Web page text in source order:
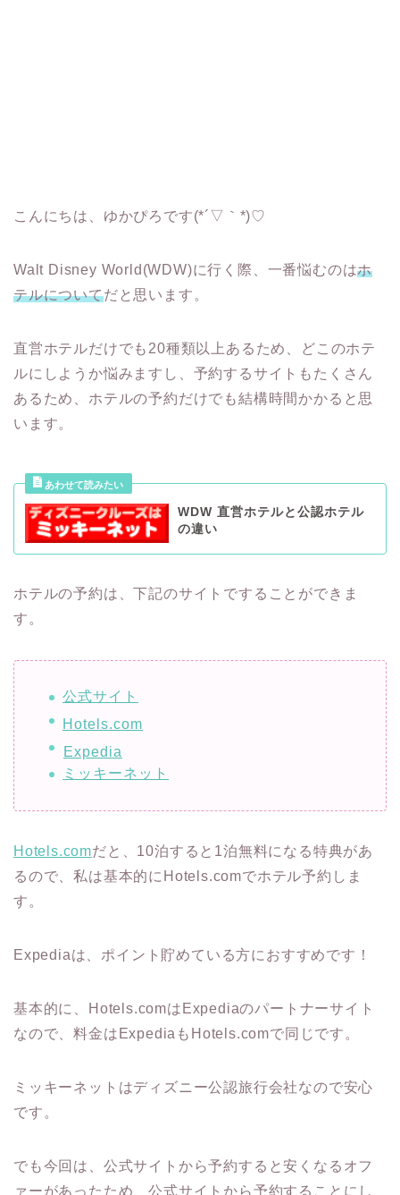
こんにちは、ゆかぴろです(*´▽｀*)♡
Walt Disney World(WDW)に行く際、一番悩むのはホ
テルについてだと思います。
直営ホテルだけでも20種類以上あるため、どこのホテ
ルにしようか悩みますし、予約するサイトもたくさん
あるため、ホテルの予約だけでも結構時間かかると思
います。
WDW 直営ホテルと公認ホテル
の違い
ホテルの予約は、下記のサイトですることができま
す。
公式サイト
Hotels.com
Expedia
ミッキーネット
Hotels.comだと、10泊すると1泊無料になる特典があ
るので、私は基本的にHotels.comでホテル予約しま
す。
Expediaは、ポイント貯めている方におすすめです！
基本的に、Hotels.comはExpediaのパートナーサイト
なので、料金はExpediaもHotels.comで同じです。
ミッキーネットはディズニー公認旅行会社なので安心
です。
でも今回は、公式サイトから予約すると安くなるオフ
ァーがあったため、公式サイトから予約することにし